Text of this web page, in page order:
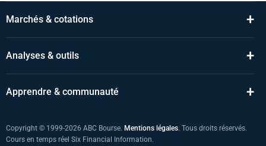
Marchés & cotations +
Analyses & outils +
Apprendre & communauté +
Copyright © 1999-2026 ABC Bourse. Mentions légales. Tous droits réservés.
Cours en temps réel Six Financial Information.